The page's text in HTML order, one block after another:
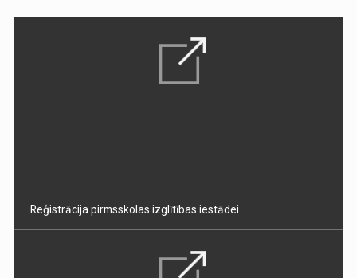
Reģistrācija pirmsskolas izglītības iestādei